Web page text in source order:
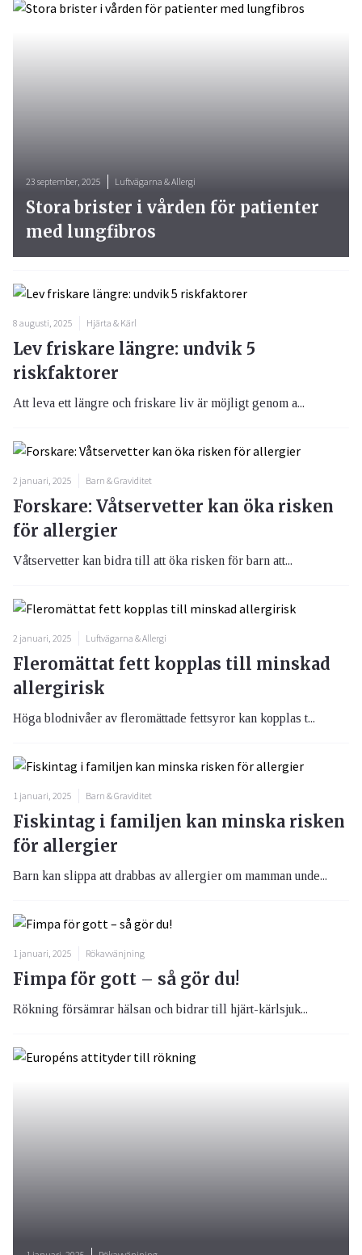
23 september, 2025 Luftvägarna & Allergi
Stora brister i vården för patienter
med lungfibros
8 augusti, 2025 Hjärta & Kärl
Lev friskare längre: undvik 5
riskfaktorer
Att leva ett längre och friskare liv är möjligt genom a...
2 januari, 2025 Barn & Graviditet
Forskare: Våtservetter kan öka risken
för allergier
Våtservetter kan bidra till att öka risken för barn att...
2 januari, 2025 Luftvägarna & Allergi
Fleromättat fett kopplas till minskad
allergirisk
Höga blodnivåer av fleromättade fettsyror kan kopplas t...
1 januari, 2025 Barn & Graviditet
Fiskintag i familjen kan minska risken
för allergier
Barn kan slippa att drabbas av allergier om mamman unde...
1 januari, 2025 Rökavvänjning
Fimpa för gott – så gör du!
Rökning försämrar hälsan och bidrar till hjärt-kärlsjuk...